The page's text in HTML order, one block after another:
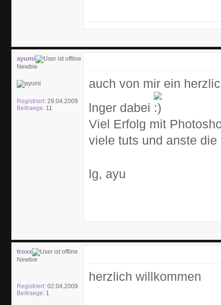
ayumi
Newbie
Registriert: 29.04.2009
Beitraege: 11
auch von mir ein
lnger dabei
Viel Erfolg mit
viele tuts und anste
lg, ayu
troxx
Newbie
Registriert: 02.04.2009
Beitraege: 1
herzlich willkommen